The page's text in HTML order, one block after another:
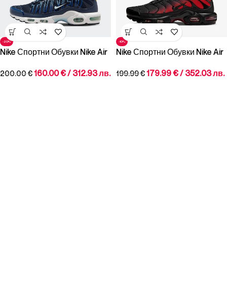
-20%
Nike Спортни Обувки Nike Air
200.00€160.00€/ 312.93 лв.
-10%
Nike Спортни Обувки Nike Air
199.99€179.99 €/ 352.03 лв.